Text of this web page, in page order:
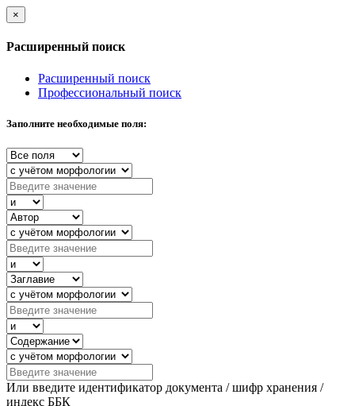
×
Расширенный поиск
Расширенный поиск
Профессиональный поиск
Заполните необходимые поля:
Или введите идентификатор документа / шифр хранения /
индекс ББК